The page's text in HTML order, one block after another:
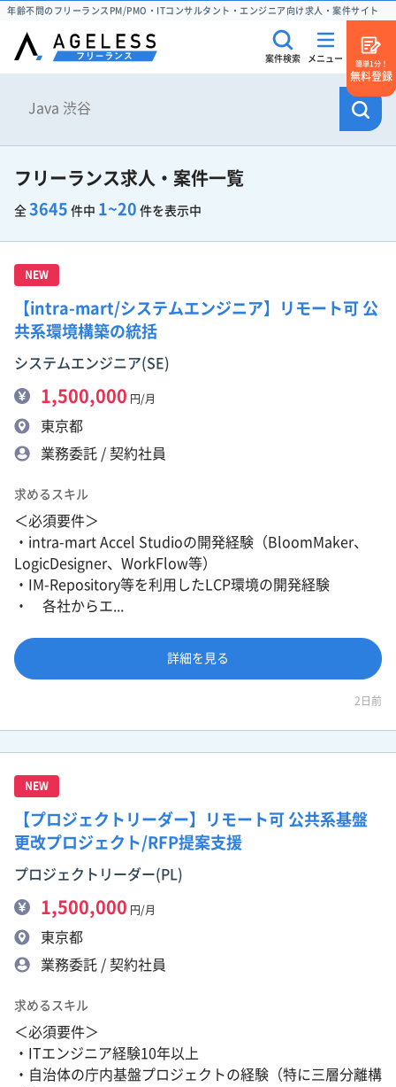
年齢不問のフリーランスPM/PMO・ITコンサルタント・エンジニア向け求人・案件サイト
案件検索 メニュー
簡単1分！
無料登録
フリーランス求人・案件一覧
全 3645 件中 1~20 件を表示中
NEW
【intra-mart/システムエンジニア】リモート可 公
共系環境構築の統括
システムエンジニア(SE)
1,500,000 円/月
東京都
業務委託 / 契約社員
求めるスキル
＜必須要件＞
・intra-mart Accel Studioの開発経験（BloomMaker、
LogicDesigner、WorkFlow等）
・IM-Repository等を利用したLCP環境の開発経験
・ 各社からエ...
詳細を見る
2日前
NEW
【プロジェクトリーダー】リモート可 公共系基盤
更改プロジェクト/RFP提案支援
プロジェクトリーダー(PL)
1,500,000 円/月
東京都
業務委託 / 契約社員
求めるスキル
＜必須要件＞
・ITエンジニア経験10年以上
・自治体の庁内基盤プロジェクトの経験（特に三層分離構